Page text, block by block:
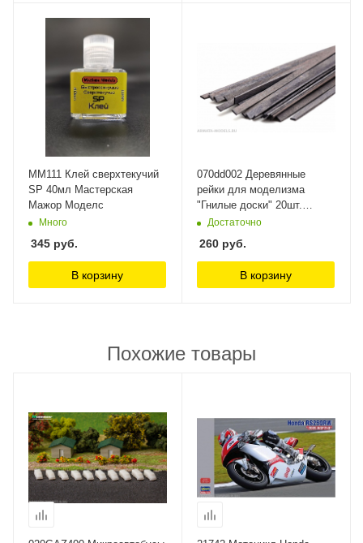
MM111 Клей сверхтекучий
SP 40мл Мастерская
Мажор Моделс
Много
345 руб.
В корзину
070dd002 Деревянные
рейки для моделизма
"Гнилые доски" 20шт.
Morrison
Достаточно
260 руб.
В корзину
Похожие товары